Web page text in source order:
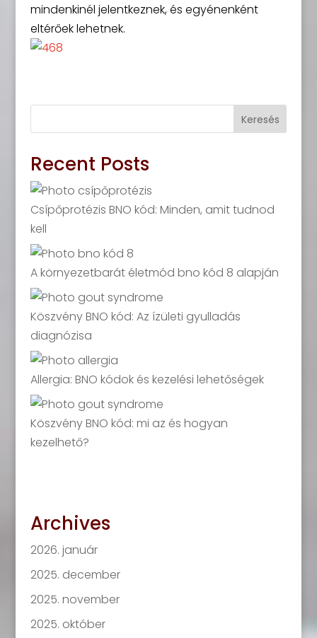
mindenkinél jelentkeznek, és egyénenként
eltérőek lehetnek.
Keresés
Recent Posts
Csípőprotézis BNO kód: Minden, amit tudnod
kell
A környezetbarát életmód bno kód 8 alapján
Köszvény BNO kód: Az ízületi gyulladás
diagnózisa
Allergia: BNO kódok és kezelési lehetőségek
Köszvény BNO kód: mi az és hogyan
kezelhető?
Archives
2026. január
2025. december
2025. november
2025. október